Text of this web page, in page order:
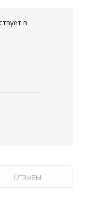
в
Отзывы